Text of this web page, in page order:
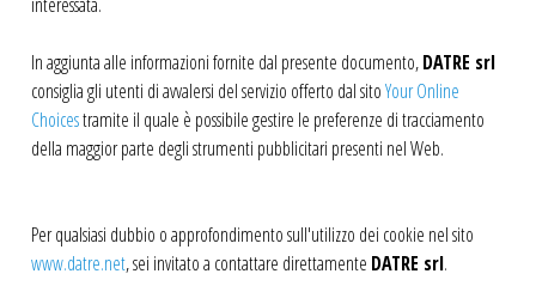
In aggiunta alle informazioni fornite dal presente documento,DATRE srl
consiglia gli utenti di avvalersi del servizio offerto dal sitoYour Online
Choicestramite il quale è possibile gestire le preferenze di tracciamento
della maggior parte degli strumenti pubblicitari presenti nel Web.
Per qualsiasi dubbio o approfondimento sull'utilizzo dei cookie nel sito
www.datre.net, sei invitato a contattare direttamente DATRE srl.